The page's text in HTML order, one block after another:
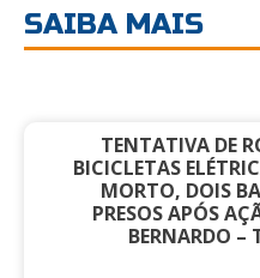
SAIBA MAIS
TENTATIVA DE
BICICLETAS
MORTO, DOIS
PRESOS APÓS
BERNARDO